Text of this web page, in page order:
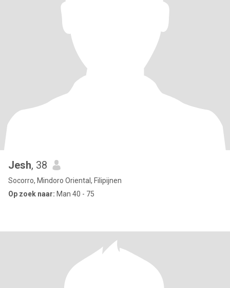
Jesh, 38
Socorro, Mindoro Oriental, Filipijnen
Op zoek naar: Man 40 - 75